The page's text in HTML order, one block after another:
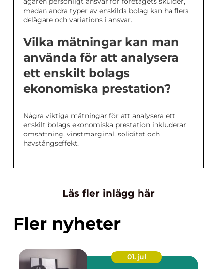
medan andra typer av enskilda bolag kan ha flera
delägare och variations i ansvar.
Vilka mätningar kan man
använda för att analysera
ett enskilt bolags
ekonomiska prestation?
Några viktiga mätningar för att analysera ett
enskilt bolags ekonomiska prestation inkluderar
omsättning, vinstmarginal, soliditet och
hävstångseffekt.
Läs fler inlägg här
Fler nyheter
01. jul